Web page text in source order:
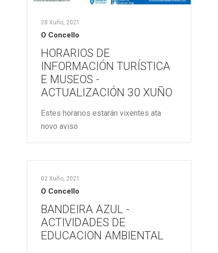
28 Xuño, 2021
O Concello
HORARIOS DE
INFORMACIÓN TURÍSTICA
E MUSEOS -
ACTUALIZACIÓN 30 XUÑO
Estes horarios estarán vixentes ata
novo aviso
02 Xuño, 2021
O Concello
BANDEIRA AZUL -
ACTIVIDADES DE
EDUCACION AMBIENTAL